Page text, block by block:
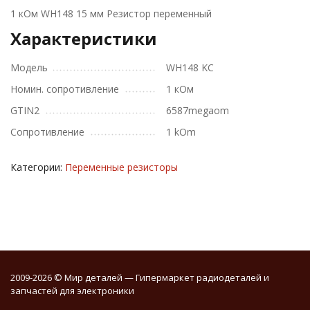
1 кОм WH148 15 мм Резистор переменный
Характеристики
Модель
WH148 KC
Номин. сопротивление
1 кОм
GTIN2
6587megaom
Сопротивление
1 kOm
Категории: Переменные резисторы
2009-2026 © Мир деталей — Гипермаркет радиодеталей и
запчастей для электроники